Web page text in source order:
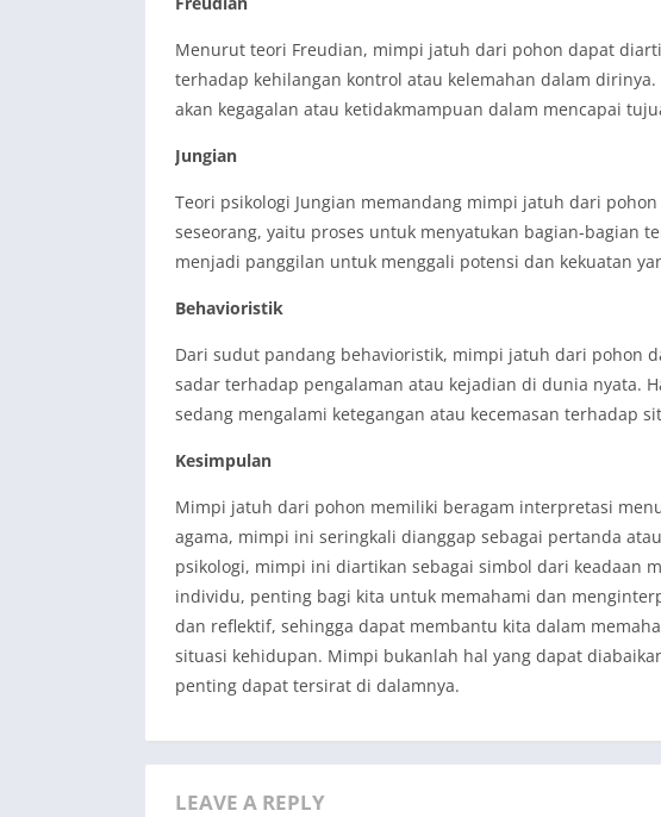
Menurut teori Freudian, mimpi jatuh dari pohon dapat
terhadap kehilangan kontrol atau kelemahan dalam
akan kegagalan atau ketidakmampuan dalam mencapai
Jungian
Teori psikologi Jungian memandang mimpi jatuh dari
seseorang, yaitu proses untuk menyatukan bagian-bagian
menjadi panggilan untuk menggali potensi dan kekuatan
Behavioristik
Dari sudut pandang behavioristik, mimpi jatuh dari pohon
sadar terhadap pengalaman atau kejadian di dunia nyata.
sedang mengalami ketegangan atau kecemasan terhadap
Kesimpulan
Mimpi jatuh dari pohon memiliki beragam interpretasi
agama, mimpi ini seringkali dianggap sebagai pertanda
psikologi, mimpi ini diartikan sebagai simbol dari keadaan
individu, penting bagi kita untuk memahami dan
dan reflektif, sehingga dapat membantu kita dalam
situasi kehidupan. Mimpi bukanlah hal yang dapat
penting dapat tersirat di dalamnya.
LEAVE A REPLY